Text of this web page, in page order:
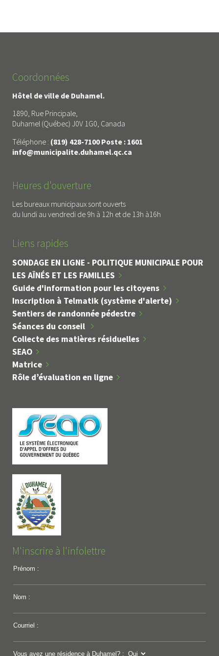
Coordonnées
Hôtel de ville de Duhamel.
1890, Rue Principale,
Duhamel (Québec) J0V 1G0, Canada
Téléphone : (819) 428-7100 Poste : 1601
info@municipalite.duhamel.qc.ca
Heures d'ouverture
Les bureaux municipaux sont ouverts
du lundi au vendredi de 9h à 12h et de 13h à16h
Liens rapides
SONDAGE EN LIGNE - POLITIQUE MUNICIPALE POUR
LES AÎNÉS ET LES FAMILLES
Guide d'information pour les citoyens
Inscription à Telmatik (système d'alerte)
Sentiers de randonnée pédestre
Séances du conseil
Collecte des matières résiduelles
SEAO
Matrice
Rôle d’évaluation en ligne
M'inscrire à l'infolettre
Prénom :
Nom :
Courriel :
Vous avez une résidence à Duhamel? :